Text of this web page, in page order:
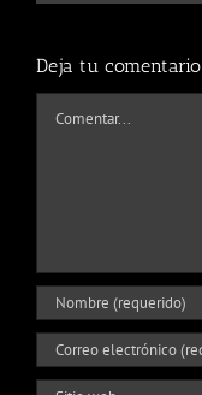
Deja tu comentario